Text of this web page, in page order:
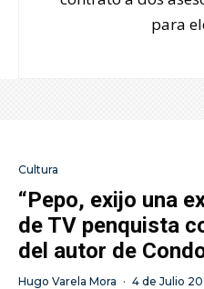
para
Cultura
“Pepo, exijo una
de TV penquista
del autor de
Hugo Varela Mora · 4 de Julio